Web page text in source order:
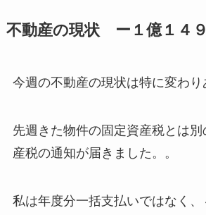
不動産の現状 ー１億１４
今週の不動産の現状は特に変わり
先週きた物件の固定資産税とは
産税の通知が届きました。。
私は年度分一括支払いではなく